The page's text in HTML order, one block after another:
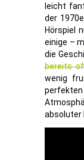
leicht
der
Hörspiel
einige –
die
bereits
wenig
absoluter